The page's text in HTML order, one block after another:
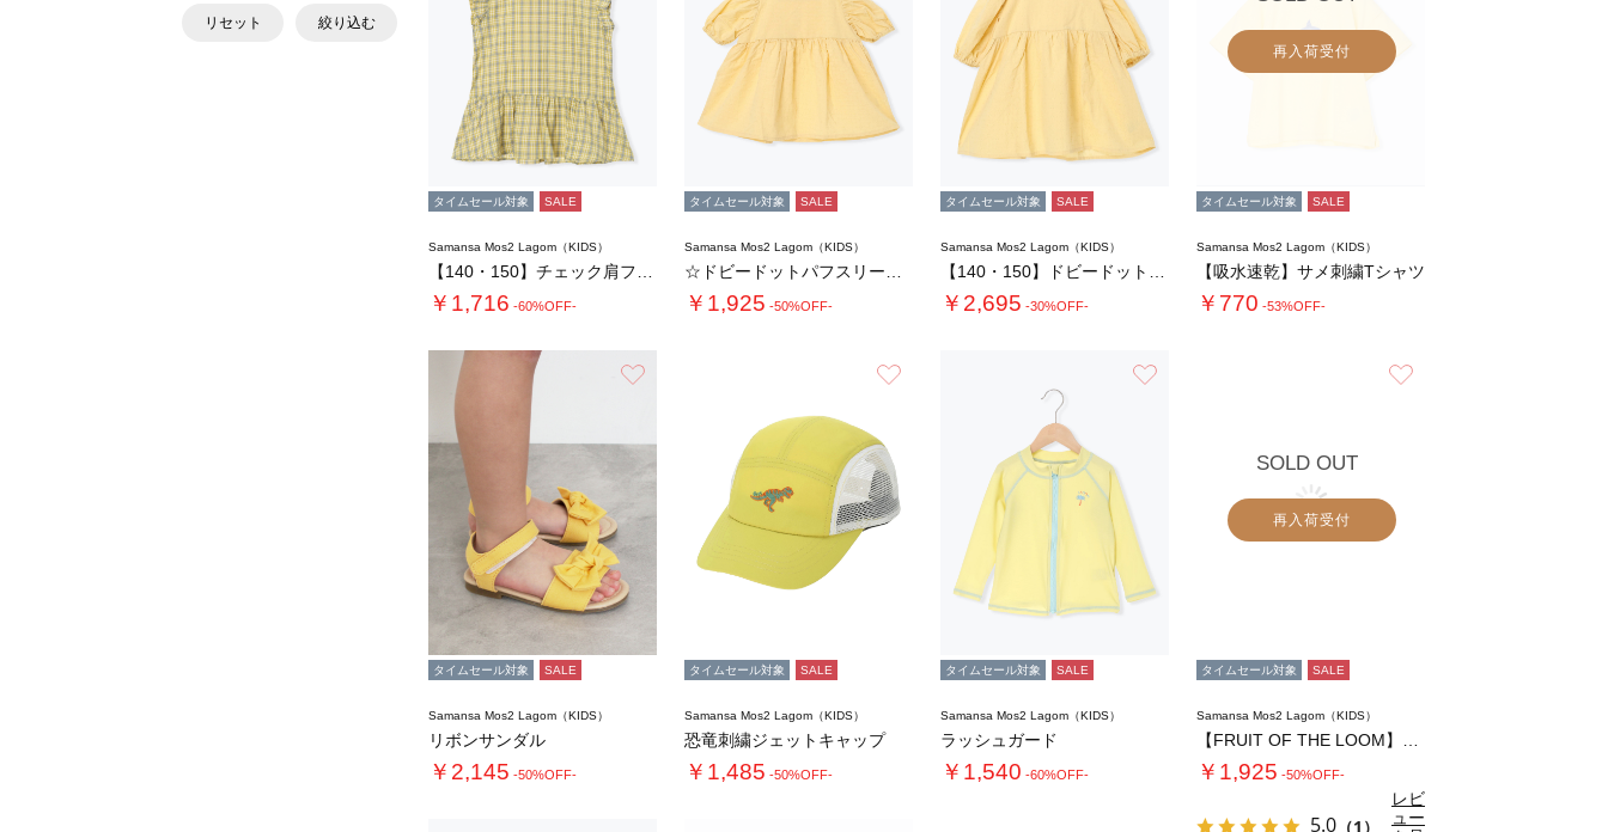
リセット 絞り込む
タイムセール対象 SALE
Samansa Mos2 Lagom（KIDS）
￥1,716 -60%OFF-
タイムセール対象 SALE
Samansa Mos2 Lagom（KIDS）
￥1,925 -50%OFF-
タイムセール対象 SALE
Samansa Mos2 Lagom（KIDS）
￥2,695 -30%OFF-
再入荷受付
タイムセール対象 SALE
Samansa Mos2 Lagom（KIDS）
【吸水速乾】サメ刺繍Tシャツ
￥770 -53%OFF-
タイムセール対象 SALE
Samansa Mos2 Lagom（KIDS）
リボンサンダル
￥2,145 -50%OFF-
タイムセール対象 SALE
Samansa Mos2 Lagom（KIDS）
恐竜刺繍ジェットキャップ
￥1,485 -50%OFF-
タイムセール対象 SALE
Samansa Mos2 Lagom（KIDS）
ラッシュガード
￥1,540 -60%OFF-
SOLD OUT
再入荷受付
タイムセール対象 SALE
Samansa Mos2 Lagom（KIDS）
￥1,925 -50%OFF-
5.0 （1）
レビ
ュー